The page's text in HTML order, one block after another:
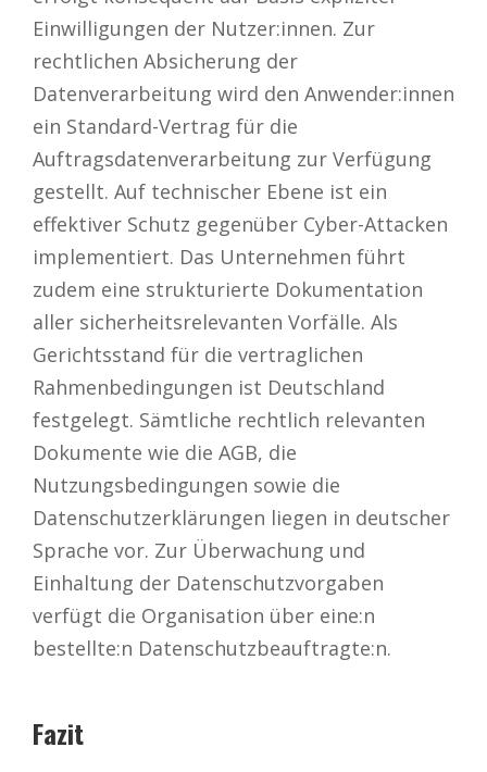
Einwilligungen der Nutzer:innen. Zur
rechtlichen Absicherung der
Datenverarbeitung wird den Anwender:innen
ein Standard-Vertrag für die
Auftragsdatenverarbeitung zur Verfügung
gestellt. Auf technischer Ebene ist ein
effektiver Schutz gegenüber Cyber-Attacken
implementiert. Das Unternehmen führt
zudem eine strukturierte Dokumentation
aller sicherheitsrelevanten Vorfälle. Als
Gerichtsstand für die vertraglichen
Rahmenbedingungen ist Deutschland
festgelegt. Sämtliche rechtlich relevanten
Dokumente wie die AGB, die
Nutzungsbedingungen sowie die
Datenschutzerklärungen liegen in deutscher
Sprache vor. Zur Überwachung und
Einhaltung der Datenschutzvorgaben
verfügt die Organisation über eine:n
bestellte:n Datenschutzbeauftragte:n.
Fazit